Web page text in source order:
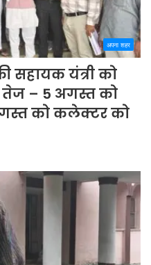
अपना शहर
सहायक यंत्री को
तेज – 5 अगस्त को
को कलेक्टर को